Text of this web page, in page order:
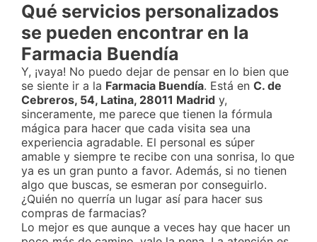
Qué servicios personalizados
se pueden encontrar en la
Farmacia Buendía
Y, ¡vaya! No puedo dejar de pensar en lo bien que
se siente ir a la Farmacia Buendía. Está en C. de
Cebreros, 54, Latina, 28011 Madrid y,
sinceramente, me parece que tienen la fórmula
mágica para hacer que cada visita sea una
experiencia agradable. El personal es súper
amable y siempre te recibe con una sonrisa, lo que
ya es un gran punto a favor. Además, si no tienen
algo que buscas, se esmeran por conseguirlo.
¿Quién no querría un lugar así para hacer sus
compras de farmacias?
Lo mejor es que aunque a veces hay que hacer un